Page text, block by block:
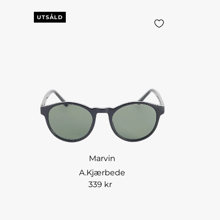
UTSÅLD
Marvin
A.Kjærbede
339 kr